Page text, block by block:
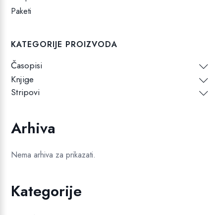
Paketi
KATEGORIJE PROIZVODA
Časopisi
Knjige
Stripovi
Arhiva
Nema arhiva za prikazati.
Kategorije